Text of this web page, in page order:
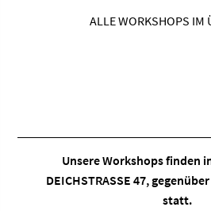
ALLE WORKSHOPS IM
Unsere Workshops finden
DEICHSTRASSE 47,
statt.